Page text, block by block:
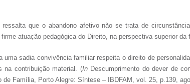
ressalta que o abandono afetivo não se trata de
atuação pedagógica do Direito, na perspectiva superior da
uma sadia convivência familiar respeita o direito de
na contribuição material. (In Descumprimento do dever de
de Família, Porto Alegre: Síntese – IBDFAM, vol. 25, p.139,